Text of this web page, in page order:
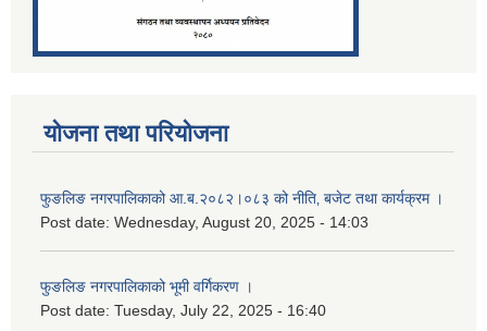
योजना तथा परियोजना
फुङलिङ नगरपालिकाको आ.ब.२०८२।०८३ को नीति‚ बजेट तथा कार्यक्रम ।
Post date: Wednesday, August 20, 2025 - 14:03
फुङलिङ नगरपालिकाको भूमी वर्गिकरण ।
Post date: Tuesday, July 22, 2025 - 16:40